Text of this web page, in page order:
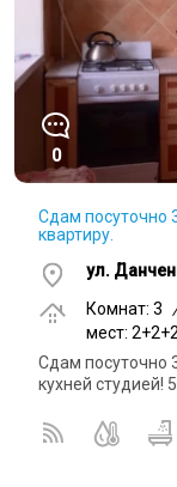
0
Сдам посуточно
квартиру.
ул.
Комнат: 3
мест: 2+2+2
Сдам посуточно
кухней студией!